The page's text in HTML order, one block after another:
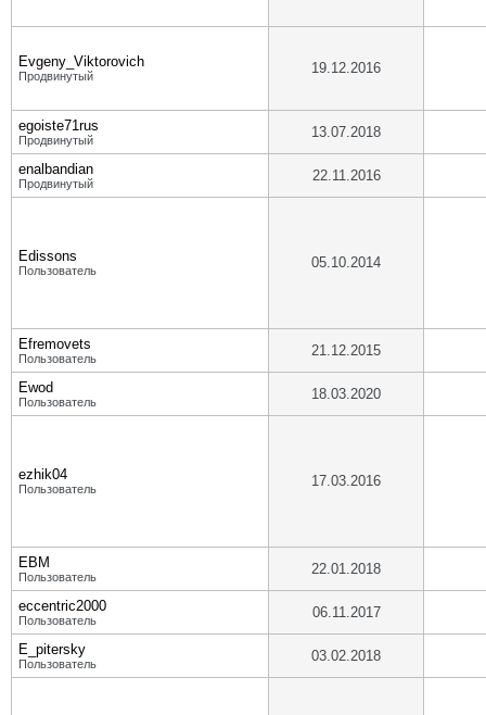
Evgeny_Viktorovich
Продвинутый 19.12.2016
egoiste71rus
Продвинутый 13.07.2018
enalbandian
Продвинутый 22.11.2016
Edissons
Пользователь 05.10.2014
Efremovets
Пользователь 21.12.2015
Ewod
Пользователь 18.03.2020
ezhik04
Пользователь 17.03.2016
EBM
Пользователь 22.01.2018
eccentric2000
Пользователь 06.11.2017
E_pitersky
Пользователь 03.02.2018